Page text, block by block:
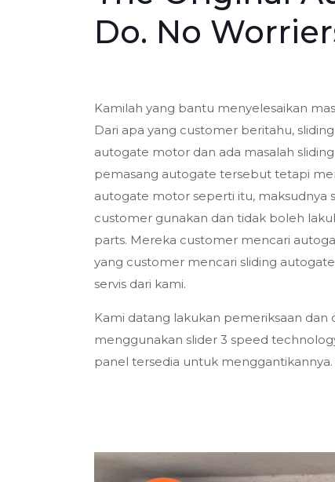
Do. No
Kamilah yang bantu menyelesaikan
Dari apa yang customer beritahu,
autogate motor dan ada masalah
pemasang autogate tersebut tetapi
autogate motor seperti itu, maksudnya
customer gunakan dan tidak boleh
parts. Mereka customer mencari
yang customer mencari sliding
servis dari kami.
Kami datang lakukan pemeriksaan
menggunakan slider 3 speed
panel tersedia untuk